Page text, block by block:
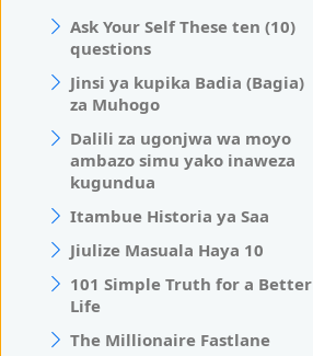
Ask Your Self These ten (10)
questions
Jinsi ya kupika Badia (Bagia)
za Muhogo
Dalili za ugonjwa wa moyo
ambazo simu yako inaweza
kugundua
Itambue Historia ya Saa
Jiulize Masuala Haya 10
101 Simple Truth for a Better
Life
The Millionaire Fastlane